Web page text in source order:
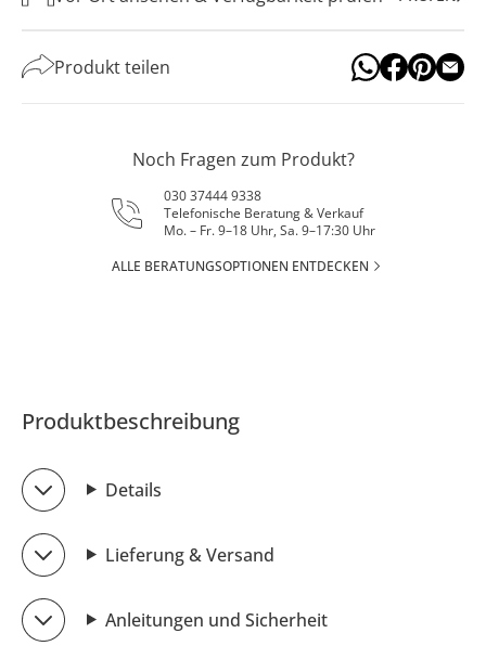
Produkt teilen
Noch Fragen zum Produkt?
030 37444 9338
Telefonische Beratung & Verkauf
Mo. – Fr. 9–18 Uhr, Sa. 9–17:30 Uhr
ALLE BERATUNGSOPTIONEN ENTDECKEN
Produktbeschreibung
Details
Lieferung & Versand
Anleitungen und Sicherheit